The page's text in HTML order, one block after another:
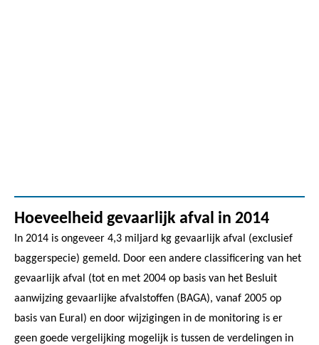
Hoeveelheid gevaarlijk afval in 2014
In 2014 is ongeveer 4,3 miljard kg gevaarlijk afval (exclusief
baggerspecie) gemeld. Door een andere classificering van het
gevaarlijk afval (tot en met 2004 op basis van het Besluit
aanwijzing gevaarlijke afvalstoffen (BAGA), vanaf 2005 op
basis van Eural) en door wijzigingen in de monitoring is er
geen goede vergelijking mogelijk is tussen de verdelingen in